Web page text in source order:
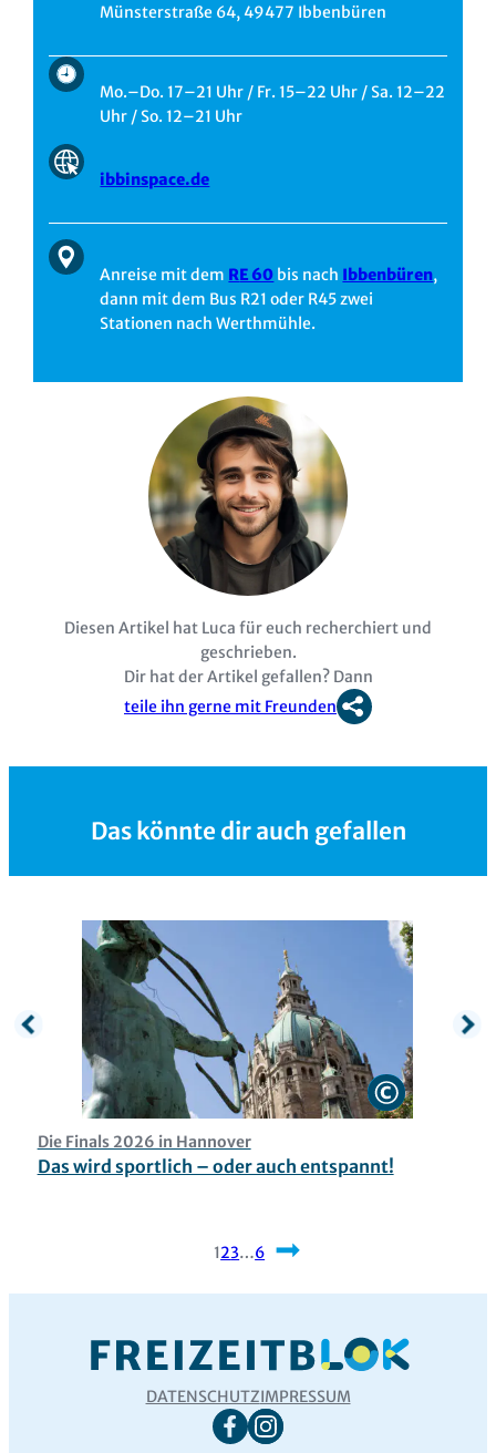
Münsterstraße 64, 49477 Ibbenbüren
Mo.–Do. 17–21 Uhr / Fr. 15–22 Uhr / Sa. 12–22
Uhr / So. 12–21 Uhr
ibbinspace.de
Anreise mit dem RE 60 bis nach Ibbenbüren,
dann mit dem Bus R21 oder R45 zwei
Stationen nach Werthmühle.
Diesen Artikel hat Luca für euch recherchiert und
geschrieben.
Dir hat der Artikel gefallen? Dann
teile ihn gerne mit Freunden
Das könnte dir auch gefallen
Die Finals 2026 in Hannover
Das wird sportlich – oder auch entspannt!
123…6Nächste
DATENSCHUTZIMPRESSUM